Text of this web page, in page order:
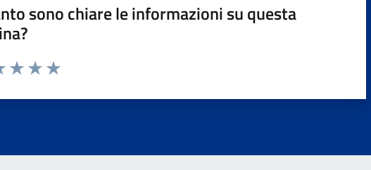
sono chiare le informazioni su questa
1 a 5 stelle la pagina